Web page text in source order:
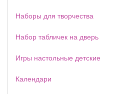
Наборы для творчества
Набор табличек на дверь
Игры настольные детские
Календари